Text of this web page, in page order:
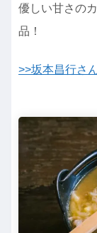
優しい甘さの
品！
>>坂本昌行さ